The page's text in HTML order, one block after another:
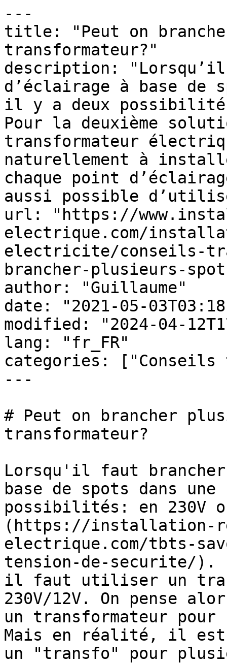
---
title: "Peut on
transformateur?"
description:
d’éclairage à base de
il y a deux
Pour la deuxième
transformateur
naturellement à
chaque point
aussi possible
url: "https://
electrique.com/
electricite/conseils-
brancher-plusieurs-
author: "Guillaume"
date: "2021-05-
modified: "2024-04-
lang: "fr_FR"
categories:
---
# Peut on brancher
transformateur?
Lorsqu'il faut
base de spots dans
possibilités: en 230V
(https://installation-
electrique.com/tbts-
tension-de-securite/).
il faut utiliser un
230V/12V. On pense
un transformateur
Mais en réalité, il
un "transfo" pour